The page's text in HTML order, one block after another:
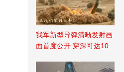
我军新型导弹清晰发射画
面首度公开 穿深可达10